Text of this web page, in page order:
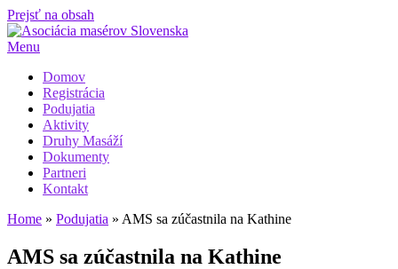
Prejsť na obsah
Menu
Domov
Registrácia
Podujatia
Aktivity
Druhy Masáží
Dokumenty
Partneri
Kontakt
Home » Podujatia » AMS sa zúčastnila na Kathine
AMS sa zúčastnila na Kathine